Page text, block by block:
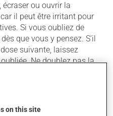
écraser ou ouvrir la
il peut être irritant pour
Si vous oubliez de
que vous y pensez. S'il
suivante, laissez
Ne doublez pas la
vous rattraper.
pour l'estomac :
Essayez d'éviter les
les mets épicés et
on this site